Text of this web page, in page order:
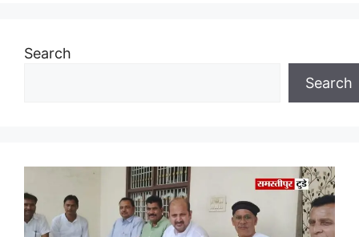
Search
Search